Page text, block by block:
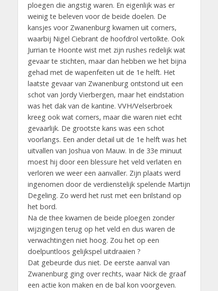
ploegen die angstig waren. En eigenlijk was er
weinig te beleven voor de beide doelen. De
kansjes voor Zwanenburg kwamen uit corners,
waarbij Nigel Ciebrant de hoofdrol vertolkte. Ook
Jurrian te Hoonte wist met zijn rushes redelijk wat
gevaar te stichten, maar dan hebben we het bijna
gehad met de wapenfeiten uit de 1e helft. Het
laatste gevaar van Zwanenburg ontstond uit een
schot van Jordy Vierbergen, maar het eindstation
was het dak van de kantine. VVH/Velserbroek
kreeg ook wat corners, maar die waren niet echt
gevaarlijk. De grootste kans was een schot
voorlangs. Een ander detail uit de 1e helft was het
uitvallen van Joshua von Mauw. In de 33e minuut
moest hij door een blessure het veld verlaten en
verloren we weer een aanvaller. Zijn plaats werd
ingenomen door de verdienstelijk spelende Martijn
Degeling. Zo werd het rust met een brilstand op
het bord.
Na de thee kwamen de beide ploegen zonder
wijzigingen terug op het veld en dus waren de
verwachtingen niet hoog. Zou het op een
doelpuntloos gelijkspel uitdraaien ?
Dat gebeurde dus niet. De eerste aanval van
Zwanenburg ging over rechts, waar Nick de graaf
een actie kon maken en de bal kon voorgeven.